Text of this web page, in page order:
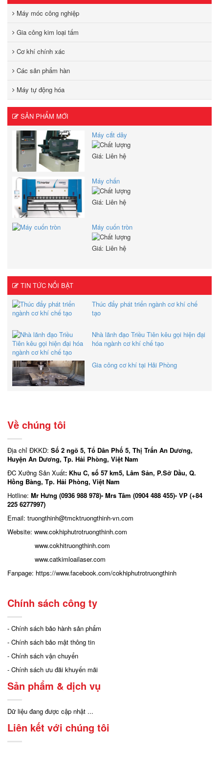
Máy móc công nghiệp
Gia công kim loại tấm
Cơ khí chính xác
Các sản phẩm hàn
Máy tự động hóa
SẢN PHẨM MỚI
Máy cắt dây
Giá: Liên hệ
Máy chấn
Giá: Liên hệ
Máy cuốn tròn
Giá: Liên hệ
TIN TỨC NỔI BẬT
Thúc đẩy phát triển ngành cơ khí chế
tạo
Nhà lãnh đạo Triều Tiên kêu gọi hiện đại
hóa ngành cơ khí chế tạo
Gia công cơ khí tại Hải Phòng
Về chúng tôi
Địa chỉ ĐKKD: Số 2 ngõ 5, Tổ Dân Phố 5, Thị Trấn An Dương,
Huyện An Dương, Tp. Hải Phòng, Việt Nam
ĐC Xưởng Sản Xuất: Khu C, số 57 km5, Lâm Sản, P.Sở Dầu, Q.
Hồng Bàng, Tp. Hải Phòng, Việt Nam
Hotline: Mr Hưng (0936 988 978)- Mrs Tâm (0904 488 455)- VP (+84
225 6277997)
Email: truongthinh@tmcktruongthinh-vn.com
Website: www.cokhiphutrotruongthinh.com
www.cokhitruongthinh.com
www.catkimloailaser.com
Fanpage: https://www.facebook.com/cokhiphutrotruongthinh
Chính sách công ty
- Chính sách bảo hành sản phẩm
- Chính sách bảo mật thông tin
- Chính sách vận chuyển
- Chính sách ưu đãi khuyến mãi
Sản phẩm & dịch vụ
Dữ liệu đang được cập nhật ...
Liên kết với chúng tôi